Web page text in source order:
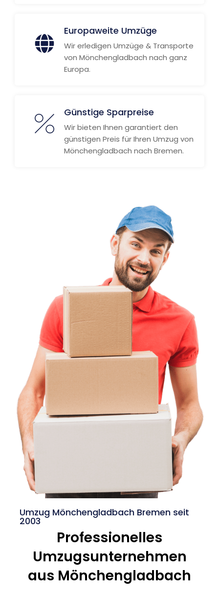
Europaweite Umzüge
Wir erledigen Umzüge & Transporte
von Mönchengladbach nach ganz
Europa.
Günstige Sparpreise
Wir bieten Ihnen garantiert den
günstigen Preis für Ihren Umzug von
Mönchengladbach nach Bremen.
Umzug Mönchengladbach Bremen seit
2003
Professionelles
Umzugsunternehmen
aus Mönchengladbach